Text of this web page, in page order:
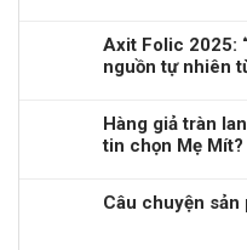
Axit Folic 2025:
nguồn tự nhiên
Hàng giả tràn
tin chọn Mẹ Mít?
Câu chuyện sản